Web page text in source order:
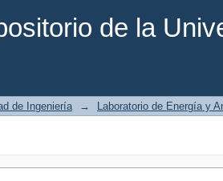
de la
de Ingeniería → Laboratorio de Energía y